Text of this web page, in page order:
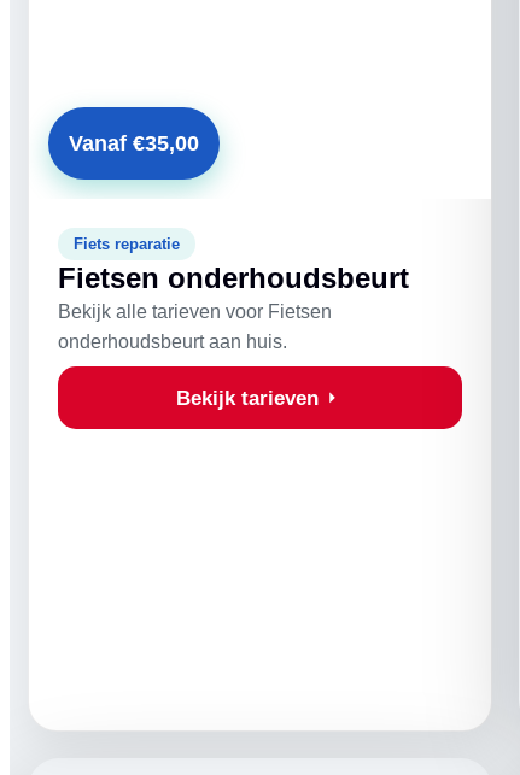
Vanaf €35,00
Fiets reparatie
Fietsen onderhoudsbeurt
Bekijk alle tarieven voor Fietsen
onderhoudsbeurt aan huis.
Bekijk tarieven